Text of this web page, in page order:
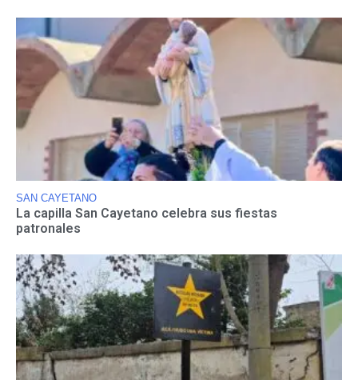
SAN CAYETANO
La capilla San Cayetano celebra sus fiestas
patronales